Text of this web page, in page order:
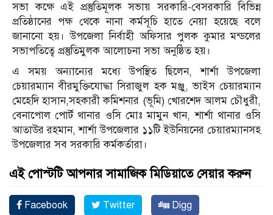
সভা কক্ষে এই প্রস্তুতিমূলক সভায় সরকারি-বেসরকারি বিভিন্ন
প্রতিষ্ঠানের পক্ষ থেকে নানা কর্মসূচি হাতে নেয়া হয়েছে বলে
জানানো হয়। উপজেলা নির্বাহী অফিসার পুলক কুমার মন্ডলের
সভাপতিত্বে প্রস্তুতিমুলক আলোচনা সভা অনুষ্ঠিত হয়।
এ সময় অন্যান্যের মধ্যে উপস্থিত ছিলেন, শার্শা উপজেলা
চেয়ারম্যান বীরমুক্তিযোদ্ধা সিরাজুল হক মঞ্জু, ভাইস চেয়ারম্যান
মেহেদি হাসান,সহকারী কমিশনার (ভূমি) খোরশেদ আলম চৌধুরী,
বেনাপোল পোর্ট থানার ওসি মোঃ মামুন খান, শার্শা থানার ওসি
আতাউর রহমান, শার্শা উপজেলার ১১টি ইউনিয়নের চেয়ারম্যানসহ
উপজেলার সব সরকারি কর্মকর্তারা।
এই পোস্টটি আপনার সামাজিক মিডিয়াতে সেয়ার করুন
Facebook Twitter Digg